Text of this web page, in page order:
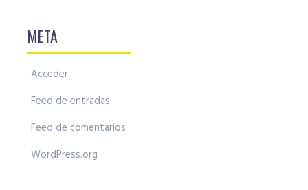
META
Acceder
Feed de entradas
Feed de comentarios
WordPress.org